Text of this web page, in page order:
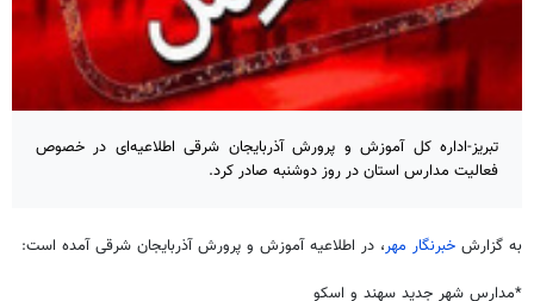
تبریز-اداره‌ کل آموزش و پرورش آذربایجان شرقی اطلاعیه‌ای در خصوص
فعالیت مدارس استان در روز دوشنبه صادر کرد.
به گزارش خبرنگار مهر، در اطلاعیه آموزش و پرورش آذربایجان شرقی آمده است:
*مدارس شهر جدید سهند و اسکو